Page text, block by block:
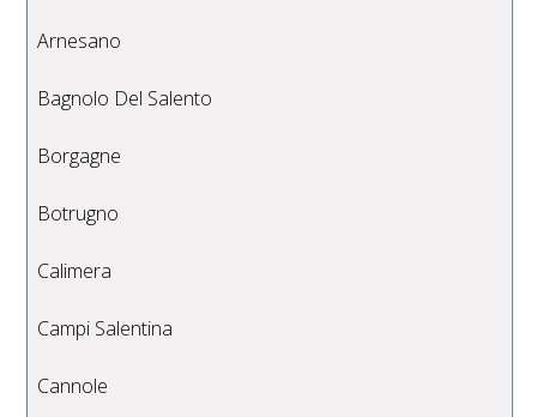
Arnesano
Bagnolo Del Salento
Borgagne
Botrugno
Calimera
Campi Salentina
Cannole